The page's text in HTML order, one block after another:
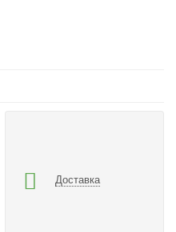
Доставка